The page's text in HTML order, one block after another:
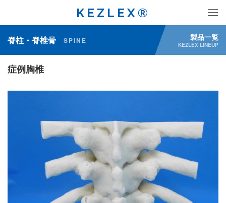
KEZLEX®
脊柱・脊椎骨 SPINE 製品一覧
KEZLEX LINEUP
症例胸椎